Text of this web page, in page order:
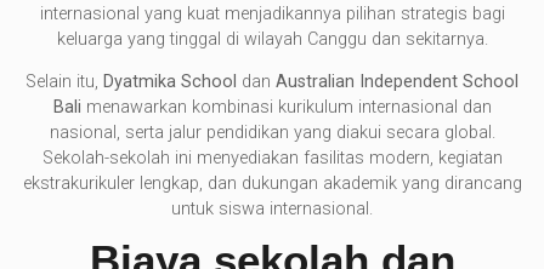
internasional yang kuat menjadikannya pilihan strategis bagi
keluarga yang tinggal di wilayah Canggu dan sekitarnya.
Selain itu, Dyatmika School dan Australian Independent School
Bali menawarkan kombinasi kurikulum internasional dan
nasional, serta jalur pendidikan yang diakui secara global.
Sekolah-sekolah ini menyediakan fasilitas modern, kegiatan
ekstrakurikuler lengkap, dan dukungan akademik yang dirancang
untuk siswa internasional.